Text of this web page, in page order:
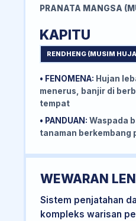
PRANATA MANGSA
KAPITU
RENDHENG (MUSIM
• FENOMENA: Hujan
menerus, banjir di
tempat
• PANDUAN: Waspada
tanaman berkembang
WEWARAN
Sistem penjatahan
kompleks warisan